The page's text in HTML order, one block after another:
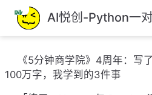
跳
至
主
容
AI悦创-Python一
《5分钟商学院》4周年：写了
100万字，我学到的3件事